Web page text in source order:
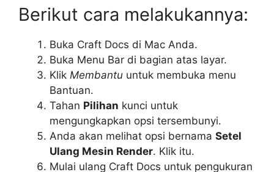
Berikut cara melakukannya:
Buka Craft Docs di Mac Anda.
Buka Menu Bar di bagian atas layar.
Klik Membantu untuk membuka menu
Bantuan.
Tahan Pilihan kunci untuk
mengungkapkan opsi tersembunyi.
Anda akan melihat opsi bernama Setel
Ulang Mesin Render. Klik itu.
Mulai ulang Craft Docs untuk pengukuran